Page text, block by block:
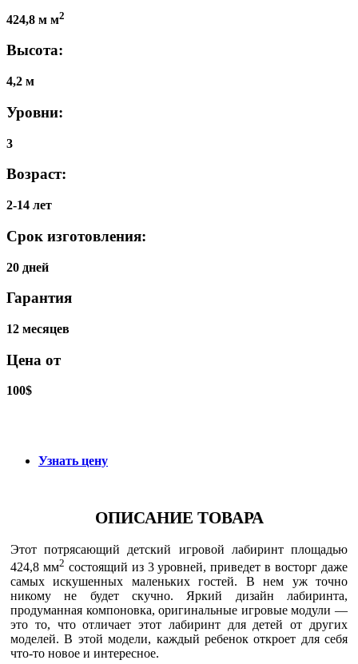
424,8 м м2
Высота:
4,2 м
Уровни:
3
Возраст:
2-14 лет
Срок изготовления:
20 дней
Гарантия
12 месяцев
Цена от
100$
Узнать цену
ОПИСАНИЕ ТОВАРА
Этот потрясающий детский игровой лабиринт площадью
424,8 мм2 состоящий из 3 уровней, приведет в восторг даже
самых искушенных маленьких гостей. В нем уж точно
никому не будет скучно. Яркий дизайн лабиринта,
продуманная компоновка, оригинальные игровые модули —
это то, что отличает этот лабиринт для детей от других
моделей. В этой модели, каждый ребенок откроет для себя
что-то новое и интересное.